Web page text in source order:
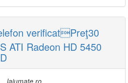
verificatPreţ30
ATI Radeon HD 5450
lajumate.ro